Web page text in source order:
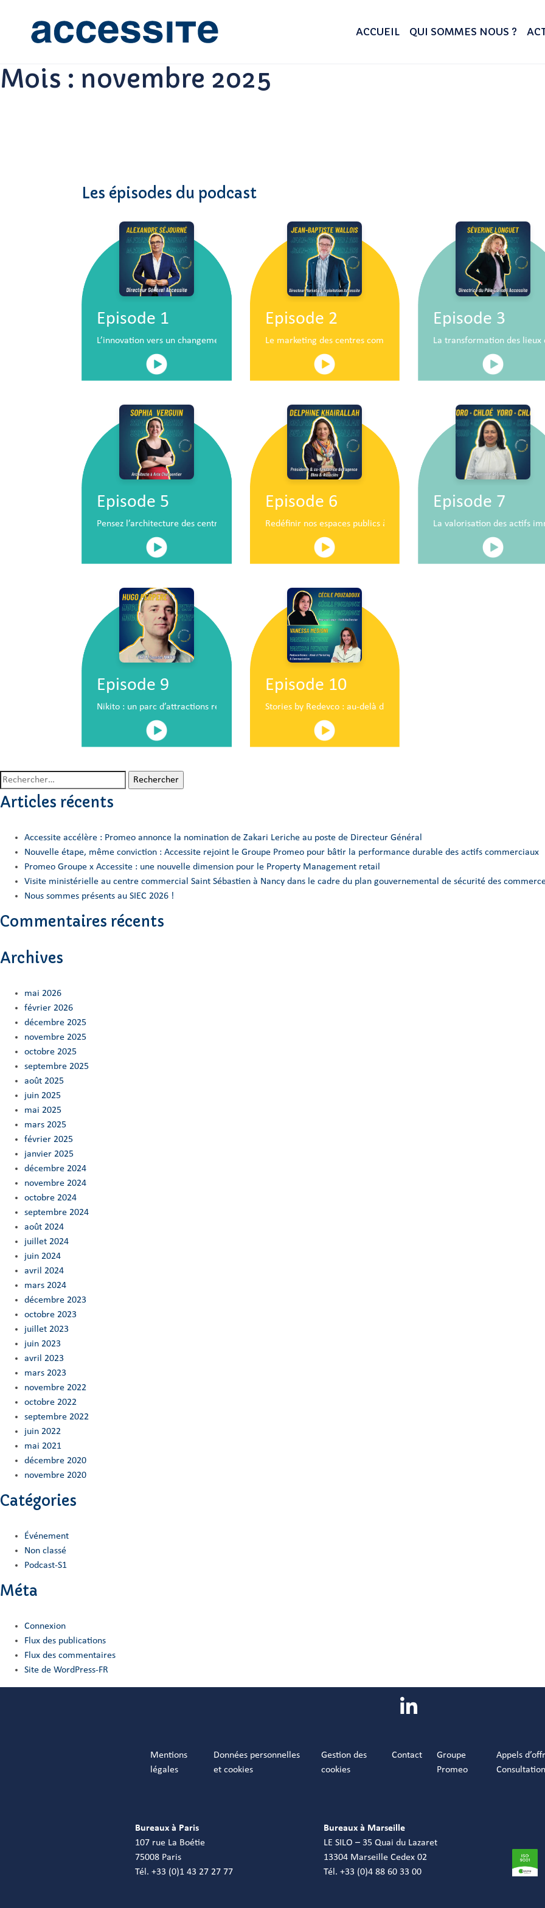
ACCUEIL QUI SOMMES NOUS ?
Mois : novembre 2025
Les épisodes du podcast
Episode 1
L’innovation vers un changement de situation
Episode 2
Le marketing des centres commerciaux au service du développement
Episode 3
La transformation des lieux
Episode 5
Pensez l’architecture des centres commerciaux de demain
Episode 6
Redéfinir nos espaces publics à hauteur d’enfants
Episode 7
La valorisation des actifs
Episode 9
Nikito : un parc d’attractions révolutionnaire en plein centre commercial centre commercial
Episode 10
Stories by Redevco : au-delà du pop-up traditionnel
Rechercher :
Articles récents
Accessite accélère : Promeo annonce la nomination de Zakari Leriche au poste de Directeur Général
Nouvelle étape, même conviction : Accessite rejoint le Groupe Promeo pour bâtir la performance durable des actifs commerciaux
Promeo Groupe x Accessite : une nouvelle dimension pour le Property Management retail
Visite ministérielle au centre commercial Saint Sébastien à Nancy dans le cadre du plan gouvernemental de sécurité des
Nous sommes présents au SIEC 2026 !
Commentaires récents
Archives
mai 2026
février 2026
décembre 2025
novembre 2025
octobre 2025
septembre 2025
août 2025
juin 2025
mai 2025
mars 2025
février 2025
janvier 2025
décembre 2024
novembre 2024
octobre 2024
septembre 2024
août 2024
juillet 2024
juin 2024
avril 2024
mars 2024
décembre 2023
octobre 2023
juillet 2023
juin 2023
avril 2023
mars 2023
novembre 2022
octobre 2022
septembre 2022
juin 2022
mai 2021
décembre 2020
novembre 2020
Catégories
Événement
Non classé
Podcast-S1
Méta
Connexion
Flux des publications
Flux des commentaires
Site de WordPress-FR
Mentions
légales
Données personnelles
et cookies
Gestion des
cookies
Contact
Groupe
Promeo
Appels
Bureaux à Paris
107 rue La Boétie
75008 Paris
Tél. +33 (0)1 43 27 27 77
Bureaux à Marseille
LE SILO – 35 Quai du Lazaret
13304 Marseille Cedex 02
Tél. +33 (0)4 88 60 33 00